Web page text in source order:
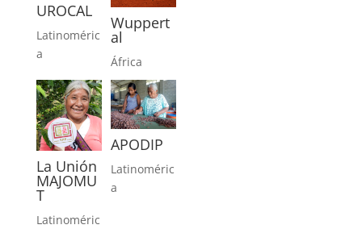
UROCAL
Latinoméric
a
Wuppert
al
África
La Unión
MAJOMU
T
Latinoméric
APODIP
Latinoméric
a